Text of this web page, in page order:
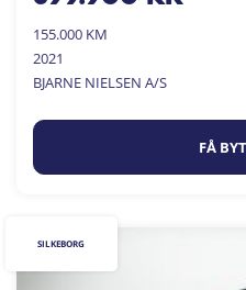
155.000 KM
2021
BJARNE NIELSEN A/S
FÅ
SILKEBORG